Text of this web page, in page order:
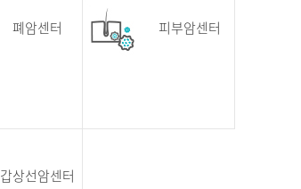
폐암센터 피부암센터
갑상선암센터